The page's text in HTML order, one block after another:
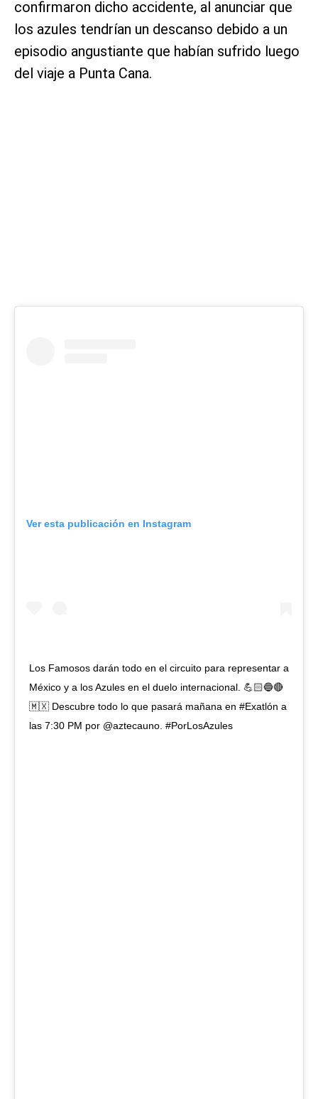
confirmaron dicho accidente, al anunciar que
los azules tendrían un descanso debido a un
episodio angustiante que habían sufrido luego
del viaje a Punta Cana.
Ver esta publicación en Instagram
Los Famosos darán todo en el circuito para representar a
México y a los Azules en el duelo internacional. 💪🏻🔵🔴
🇲🇽 Descubre todo lo que pasará mañana en #Exatlón a
las 7:30 PM por @aztecauno. #PorLosAzules